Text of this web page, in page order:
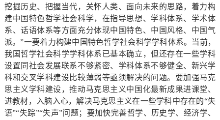
挖掘历史、把握当代，关怀人类、面向未来的思路，着力构
建中国特色哲学社会科学，在指导思想、学科体系、学术体
系、话语体系等方面充分体现中国特色、中国风格、中国气
派。”一要着力构建中国特色哲学社会科学学科体系。当前，
我国哲学社会科学学科体系已基本确立，但还存在一些学科
设置同社会发展联系不够紧密、学科体系不够健全、新兴学
科和交叉学科建设比较薄弱等亟须解决的问题。要加强马克
思主义学科建设，推动马克思主义中国化最新成果进课堂、
进教材，入脑入心，解决马克思主义在一些学科中存在的“失
语”“失踪”“失声”问题；要加快完善哲学、历史学、经济学、